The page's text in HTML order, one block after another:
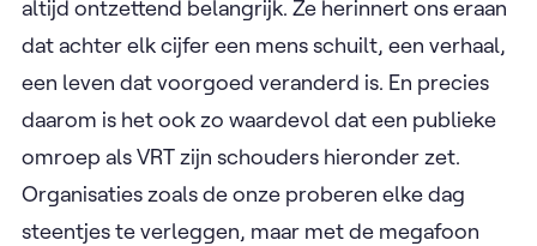
altijd ontzettend belangrijk. Ze herinnert ons eraan
dat achter elk cijfer een mens schuilt, een verhaal,
een leven dat voorgoed veranderd is. En precies
daarom is het ook zo waardevol dat een publieke
omroep als VRT zijn schouders hieronder zet.
Organisaties zoals de onze proberen elke dag
steentjes te verleggen, maar met de megafoon